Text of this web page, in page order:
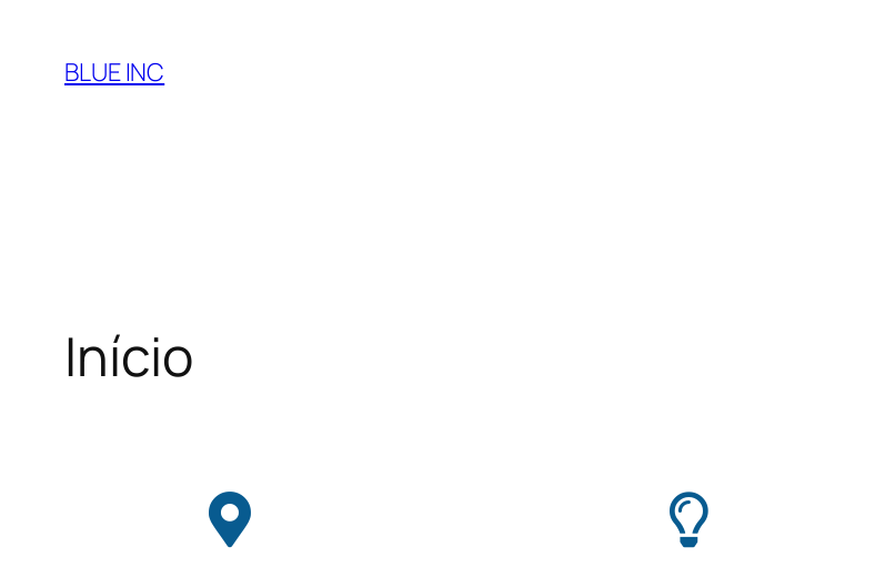
BLUE INC
Início